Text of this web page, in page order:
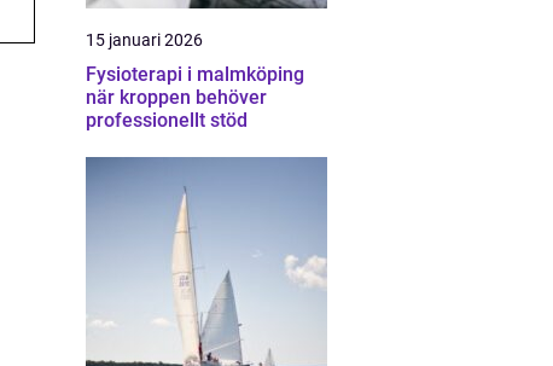
15 januari 2026
Fysioterapi i malmköping
när kroppen behöver
professionellt stöd